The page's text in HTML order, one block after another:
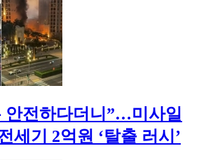
안전하다더니”…미사일
세기 2억원 ‘탈출 러시’